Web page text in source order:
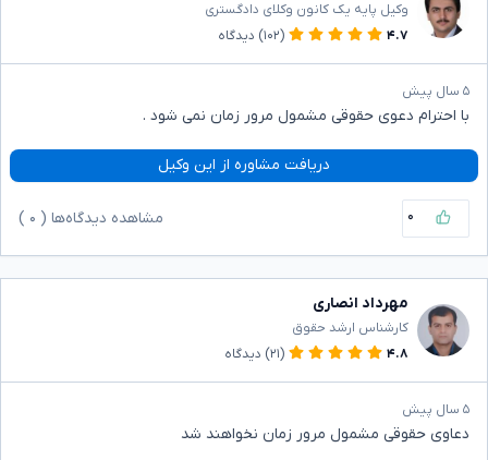
وکیل پایه یک کانون وکلای دادگستری
۴.۷
(۱۰۲) دیدگاه
۵ سال پیش
با احترام دعوی حقوقی مشمول مرور زمان نمی شود .
دریافت مشاوره از این وکیل
۰ مشاهده دیدگاه‌ها ( ۰
مهرداد انصاری
کارشناس ارشد حقوق
۴.۸
(۲۱) دیدگاه
۵ سال پیش
دعاوی حقوقی مشمول مرور زمان نخواهند شد